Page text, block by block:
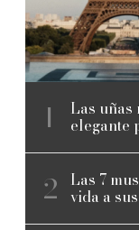
Las
elegante
Las 7
vida a